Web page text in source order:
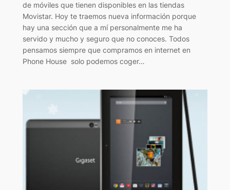
de móviles que tienen disponibles en las tiendas
Movistar. Hoy te traemos nueva información porque
hay una sección que a mí personalmente me ha
servido y mucho y seguro que no conoces. Todos
pensamos siempre que compramos en internet en
Phone House solo podemos coger…